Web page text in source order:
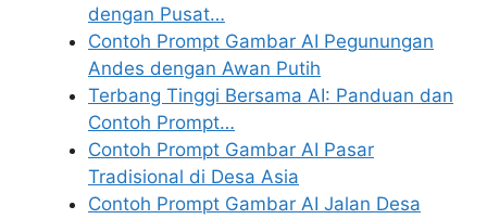
dengan Pusat…
Contoh Prompt Gambar AI Pegunungan
Andes dengan Awan Putih
Terbang Tinggi Bersama AI: Panduan dan
Contoh Prompt…
Contoh Prompt Gambar AI Pasar
Tradisional di Desa Asia
Contoh Prompt Gambar AI Jalan Desa